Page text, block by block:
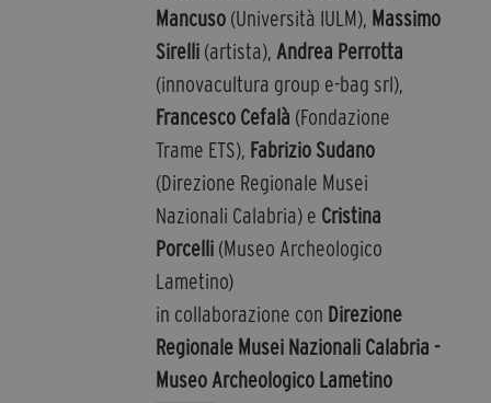
Mancuso (Università IULM), Massimo
Sirelli (artista), Andrea Perrotta
(innovacultura group e-bag srl),
Francesco Cefalà (Fondazione
Trame ETS), Fabrizio Sudano
(Direzione Regionale Musei
Nazionali Calabria) e Cristina
Porcelli (Museo Archeologico
Lametino)
in collaborazione con Direzione
Regionale Musei Nazionali Calabria -
Museo Archeologico Lametino